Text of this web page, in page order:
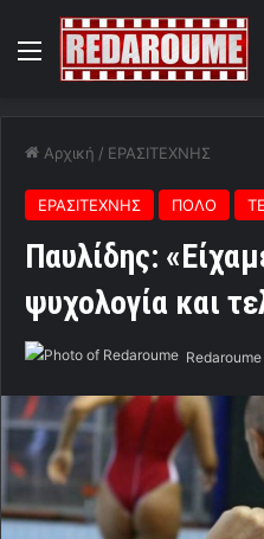
Menu
Αρχική / ΕΡΑΣΙΤΕΧΝΗΣ
ΕΡΑΣΙΤΕΧΝΗΣ ΠΟΛΟ
Παυλίδης:
ψυχολογία και
Redaroume